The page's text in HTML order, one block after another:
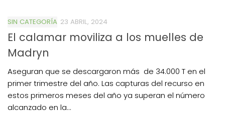
SIN CATEGORÍA 23 ABRIL, 2024
El calamar moviliza a los muelles de
Madryn
Aseguran que se descargaron más de 34.000 T en el
primer trimestre del año. Las capturas del recurso en
estos primeros meses del año ya superan el número
alcanzado en la...